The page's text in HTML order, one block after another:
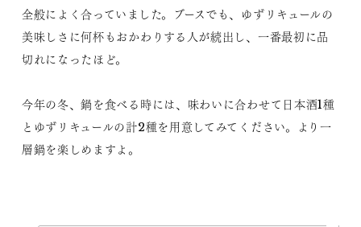
全般によく合っていました。ブースでも、ゆずリキュールの
美味しさに何杯もおかわりする人が続出し、一番最初に品
切れになったほど。
今年の冬、鍋を食べる時には、味わいに合わせて日本酒1種
とゆずリキュールの計2種を用意してみてください。より一
層鍋を楽しめますよ。